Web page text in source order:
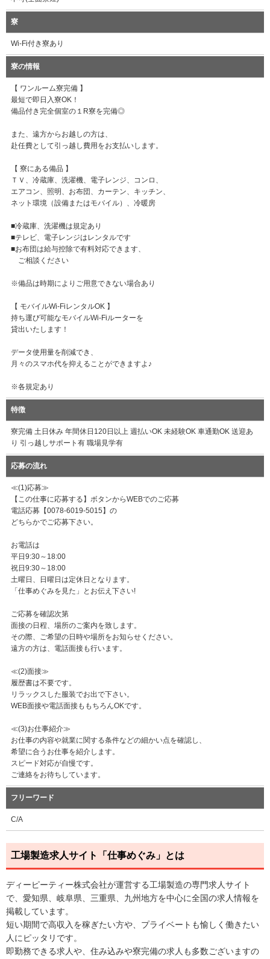
寮
Wi-Fi付き寮あり
寮の情報
【 ワンルーム寮完備 】
最短で即日入寮OK！
備品付き完全個室の１R寮を完備◎
また、遠方からお越しの方は、
赴任費として引っ越し費用をお支払いします。
【 寮にある備品 】
ＴＶ、冷蔵庫、洗濯機、電子レンジ、コンロ、
エアコン、照明、お布団、カーテン、キッチン、
ネット環境（設備またはモバイル）、冷暖房
■冷蔵庫、洗濯機は規定あり
■テレビ、電子レンジはレンタルです
■お布団は給与控除で有料対応できます、
ご相談ください
※備品は時期によりご用意できない場合あり
【 モバイルWi-FiレンタルOK 】
持ち運び可能なモバイルWi-Fiルーターを
貸出いたします！
データ使用量を削減でき、
月々のスマホ代を抑えることができますよ♪
※各規定あり
特徴
寮完備 土日休み 年間休日120日以上 週払いOK 未経験OK 車通勤OK 送迎あ
り 引っ越しサポート有 職場見学有
応募の流れ
≪(1)応募≫
【この仕事に応募する】ボタンからWEBでのご応募
電話応募【0078-6019-5015】の
どちらかでご応募下さい。
お電話は
平日9:30～18:00
祝日9:30～18:00
土曜日、日曜日は定休日となります。
「仕事めぐみを見た」とお伝え下さい!
ご応募を確認次第
面接の日程、場所のご案内を致します。
その際、ご希望の日時や場所をお知らせください。
遠方の方は、電話面接も行います。
≪(2)面接≫
履歴書は不要です。
リラックスした服装でお出で下さい。
WEB面接や電話面接ももちろんOKです。
≪(3)お仕事紹介≫
お仕事の内容や就業に関する条件などの細かい点を確認し、
希望に合うお仕事を紹介します。
スピード対応が自慢です。
ご連絡をお待ちしています。
フリーワード
C/A
工場製造求人サイト「仕事めぐみ」とは
ディーピーティー株式会社が運営する工場製造の専門求人サイト
で、愛知県、岐阜県、三重県、九州地方を中心に全国の求人情報を
掲載しています。
短い期間で高収入を稼ぎたい方や、プライベートも愉しく働きたい
人にピッタリです。
即勤務できる求人や、住み込みや寮完備の求人も多数ございますの